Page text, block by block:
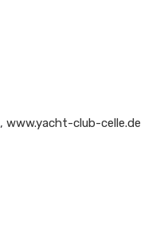
, www.yacht-club-celle.de